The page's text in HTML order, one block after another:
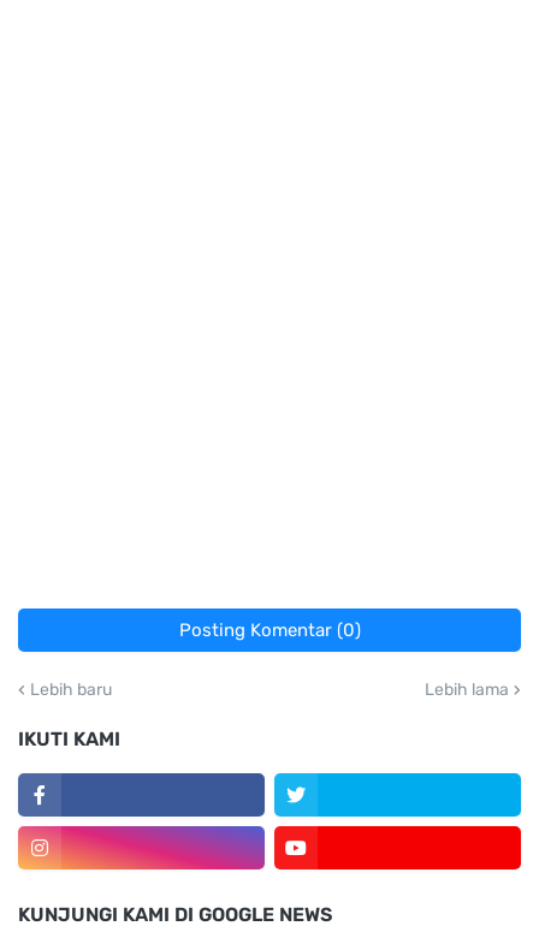
Posting Komentar (0)
Lebih baru Lebih lama
IKUTI KAMI
KUNJUNGI KAMI DI GOOGLE NEWS